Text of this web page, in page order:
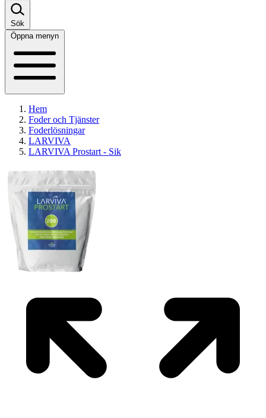
Sök
Öppna menyn
Hem
Foder och Tjänster
Foderlösningar
LARVIVA
LARVIVA Prostart - Sik